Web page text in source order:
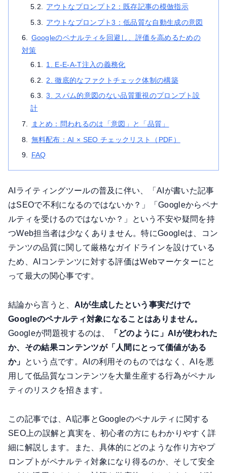
アウトなプロンプト2：既存記事の模倣指示
アウトなプロンプト3：低品質な自動生成の意図
Googleのペナルティを回避し、評価を高めるための
対策
1. E-E-A-T注入の義務化
2. 徹底的なファクトチェック体制の構築
3. スパム的意図のない品質重視のプロンプト設
計
まとめ：問われるのは「意図」と「品質」
無料配布：AI × SEO チェックリスト（PDF）
FAQ
AIライティングツールの普及に伴い、「AIが書いた記事
はSEOで不利になるのではないか？」「Googleからペナ
ルティを受けるのではないか？」という不安や疑問を持
つWeb担当者は少なくありません。特にGoogleは、コン
テンツの品質に関して厳格なガイドラインを設けている
ため、AIコンテンツに対する評価はWebマーケターにと
って最大の関心事です。
結論から言うと、 AIが生成したという事実だけで
Googleのペナルティ対象になることはありません。
Googleが問題視するのは、
「どのように」AIが使われた
か、その結果コンテンツが「人間にとって価値がある
か」
という点です。AIの利用そのものではなく、AIを悪
用して低品質なコンテンツを大量生産する行為がペナル
ティのリスクを招きます。
この記事では、AI記事とGoogleのペナルティに関する
SEO上の誤解と真実を、初心者の方にもわかりやすく詳
細に解説します。また、具体的にどのような作り方やプ
ロンプトがペナルティ対象になり得るのか、そして安全